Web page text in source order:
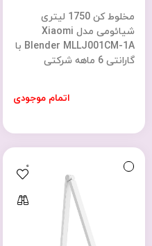
مخلوط کن 1750 لیتری
شیائومی مدل Xiaomi
Blender MLLJ001CM-1A با
گارانتی 6 ماهه شرکتی
اتمام موجودی
0